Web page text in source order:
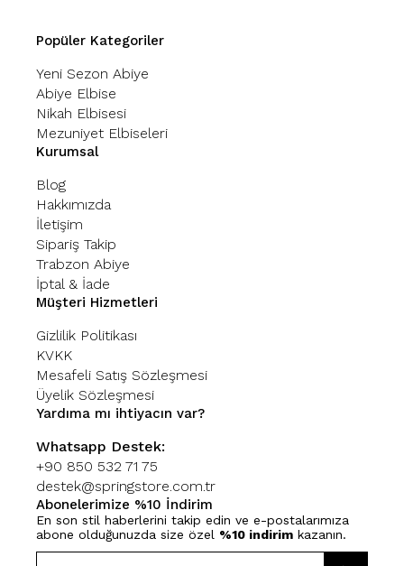
Popüler Kategoriler
Yeni Sezon Abiye
Abiye Elbise
Nikah Elbisesi
Mezuniyet Elbiseleri
Kurumsal
Blog
Hakkımızda
İletişim
Sipariş Takip
Trabzon Abiye
İptal & İade
Müşteri Hizmetleri
Gizlilik Politikası
KVKK
Mesafeli Satış Sözleşmesi
Üyelik Sözleşmesi
Yardıma mı ihtiyacın var?
Whatsapp Destek:
+90 850 532 71 75
destek@springstore.com.tr
Abonelerimize %10 İndirim
En son stil haberlerini takip edin ve e-postalarımıza
abone olduğunuzda size özel %10 indirim kazanın.